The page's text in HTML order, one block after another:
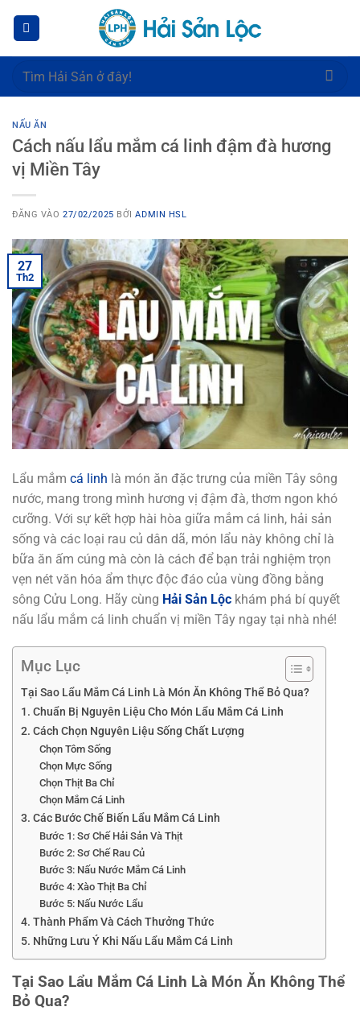
dung
Tìm
NẤU ĂN
Cách nấu lẩu mắm cá linh đậm đà hương
vị Miền Tây
ĐĂNG VÀO27/02/2025 BỞIADMIN HSL
27
Th2
Lẩu mắm cá linh là món ăn đặc trưng của miền Tây sông
nước, mang trong mình hương vị đậm đà, thơm ngon khó
cưỡng. Với sự kết hợp hài hòa giữa mắm cá linh, hải sản
sống và các loại rau củ dân dã, món lẩu này không chỉ là
bữa ăn ấm cúng mà còn là cách để bạn trải nghiệm trọn
vẹn nét văn hóa ẩm thực độc đáo của vùng đồng bằng
sông Cửu Long. Hãy cùng Hải Sản Lộc khám phá bí quyết
nấu lẩu mắm cá linh chuẩn vị miền Tây ngay tại nhà nhé!
Mục Lục
Tại Sao Lẩu Mắm Cá Linh Là Món Ăn Không Thể Bỏ Qua?
1. Chuẩn Bị Nguyên Liệu Cho Món Lẩu Mắm Cá Linh
2. Cách Chọn Nguyên Liệu Sống Chất Lượng
Chọn Tôm Sống
Chọn Mực Sống
Chọn Thịt Ba Chỉ
Chọn Mắm Cá Linh
3. Các Bước Chế Biến Lẩu Mắm Cá Linh
Bước 1: Sơ Chế Hải Sản Và Thịt
Bước 2: Sơ Chế Rau Củ
Bước 3: Nấu Nước Mắm Cá Linh
Bước 4: Xào Thịt Ba Chỉ
Bước 5: Nấu Nước Lẩu
4. Thành Phẩm Và Cách Thưởng Thức
5. Những Lưu Ý Khi Nấu Lẩu Mắm Cá Linh
Tại Sao Lẩu Mắm Cá Linh Là Món Ăn Không Thể
Bỏ Qua?